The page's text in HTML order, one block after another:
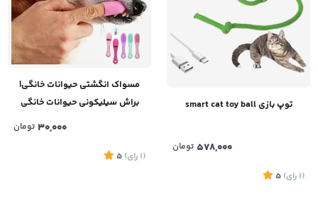
توپ بازی smart cat toy ball
578,000 تومان
(1 رای)
5
مسواک انگشتی حیوانات خانگی|
براش سیلیکونی حیوانات خانگی
30,000 تومان
(1 رای)
5